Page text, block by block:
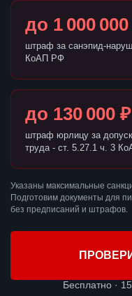
до 1 000
штраф за санэпид-
КоАП РФ
до 130 000 ₽
штраф юрлицу за
труда - ст. 5.27.1 ч. 3
Указаны максимальные
Подготовим документы для
без предписаний и штрафов.
Бесплатно ·